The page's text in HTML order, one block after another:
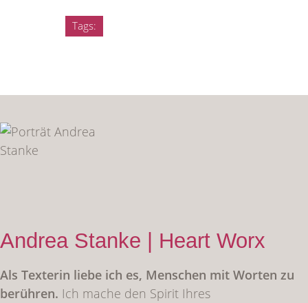
Tags:
Andrea Stanke | Heart Worx
Als Texterin liebe ich es, Menschen mit Worten zu
berühren. Ich mache den Spirit Ihres